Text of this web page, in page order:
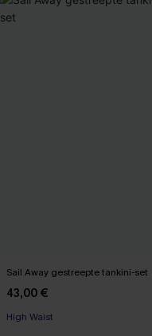
Sail Away gestreepte tankini-set
43,00 €
High Waist